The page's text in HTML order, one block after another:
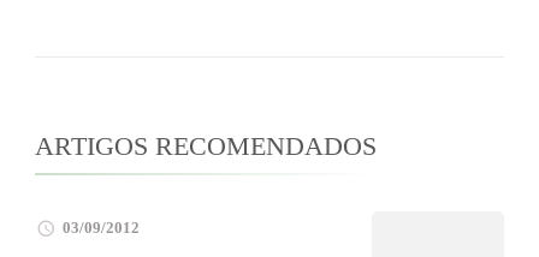
ARTIGOS RECOMENDADOS
03/09/2012